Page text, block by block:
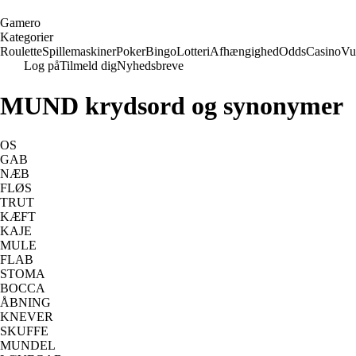
Gamero
Kategorier
RouletteSpillemaskinerPokerBingoLotteriAfhængighedOddsCasino
Log påTilmeld digNyhedsbreve
MUND krydsord og synonymer
OS
GAB
NÆB
FLØS
TRUT
KÆFT
KAJE
MULE
FLAB
STOMA
BOCCA
ÅBNING
KNEVER
SKUFFE
MUNDEL